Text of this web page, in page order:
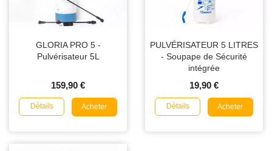
GLORIA PRO 5 -
Pulvérisateur 5L
159,90 €
Détails Acheter
PULVÉRISATEUR 5 LITRES
- Soupape de Sécurité
intégrée
19,90 €
Détails Acheter